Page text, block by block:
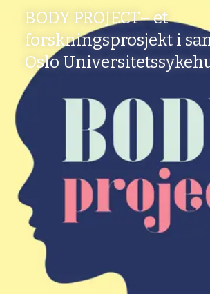
BODY PROJECT– et
forskningsprosjekt i
Oslo